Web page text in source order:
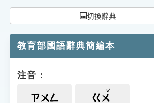
索引選單
單字索引
遊戲專區
切換辭典
教育部國語辭典簡編本
注音：
ㄗㄨㄥ ㄍㄨ